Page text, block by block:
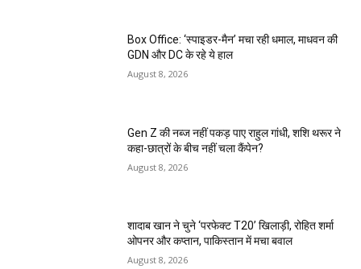
Box Office: ‘स्पाइडर-मैन’ मचा रही धमाल, माधवन की
GDN और DC के रहे ये हाल
August 8, 2026
Gen Z की नब्ज नहीं पकड़ पाए राहुल गांधी, शशि थरूर ने
कहा-छात्रों के बीच नहीं चला कैंपेन?
August 8, 2026
शादाब खान ने चुने ‘परफेक्ट T20’ खिलाड़ी, रोहित शर्मा
ओपनर और कप्तान, पाकिस्तान में मचा बवाल
August 8, 2026